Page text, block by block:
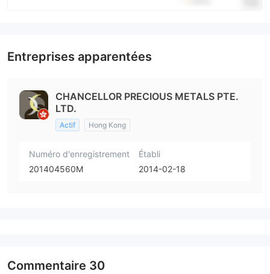
Entreprises apparentées
CHANCELLOR PRECIOUS METALS PTE.
LTD.
Actif Hong Kong
Numéro d'enregistrement
201404560M
Établi
2014-02-18
Commentaire 30